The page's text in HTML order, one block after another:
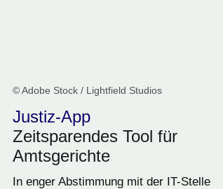
© Adobe Stock / Lightfield Studios
Justiz-App
Zeitsparendes Tool für
Amtsgerichte
In enger Abstimmung mit der IT-Stelle